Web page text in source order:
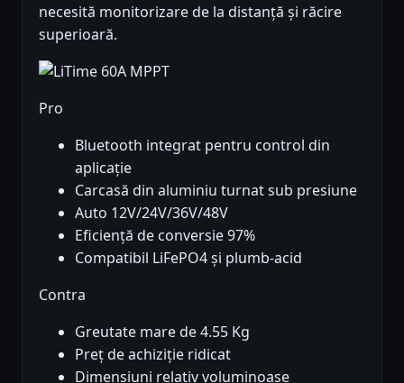
necesită monitorizare de la distanță și răcire
superioară.
Pro
Bluetooth integrat pentru control din
aplicație
Carcasă din aluminiu turnat sub presiune
Auto 12V/24V/36V/48V
Eficiență de conversie 97%
Compatibil LiFePO4 și plumb-acid
Contra
Greutate mare de 4.55 Kg
Preț de achiziție ridicat
Dimensiuni relativ voluminoase